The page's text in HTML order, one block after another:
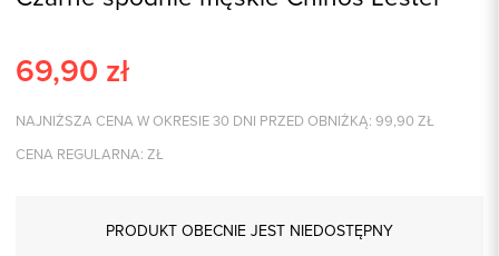
69,90 zł
NAJNIŻSZA CENA W OKRESIE 30 DNI PRZED OBNIŻKĄ: 99,90 ZŁ
CENA REGULARNA: ZŁ
PRODUKT OBECNIE JEST NIEDOSTĘPNY